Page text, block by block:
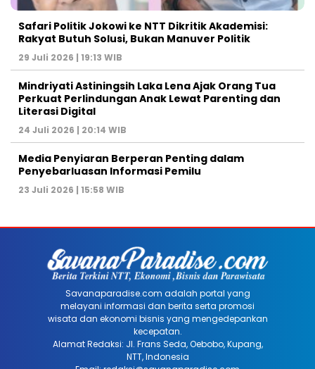
Safari Politik Jokowi ke NTT Dikritik Akademisi:
Rakyat Butuh Solusi, Bukan Manuver Politik
29 Juli 2026 | 19:13 WIB
Mindriyati Astiningsih Laka Lena Ajak Orang Tua
Perkuat Perlindungan Anak Lewat Parenting dan
Literasi Digital
24 Juli 2026 | 20:14 WIB
Media Penyiaran Berperan Penting dalam
Penyebarluasan Informasi Pemilu
23 Juli 2026 | 15:58 WIB
Savanaparadise.com adalah portal yang
melayani informasi dan berita serta promosi
wisata dan ekonomi bisnis yang mengedepankan
kecepatan.
Alamat Redaksi: Jl. Frans Seda, Oebobo, Kupang,
NTT, Indonesia